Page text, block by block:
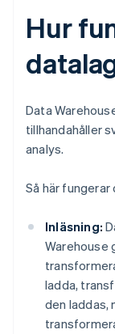
Hur
Data
tillhandahåller
analys.
Så här fungerar
Inläsning:
Warehouse
ladda,
den laddas,